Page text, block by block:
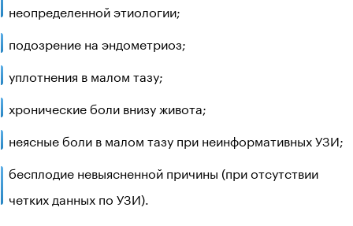
неопределенной этиологии;
подозрение на эндометриоз;
уплотнения в малом тазу;
хронические боли внизу живота;
неясные боли в малом тазу при неинформативных УЗИ;
бесплодие невыясненной причины (при отсутствии
четких данных по УЗИ).